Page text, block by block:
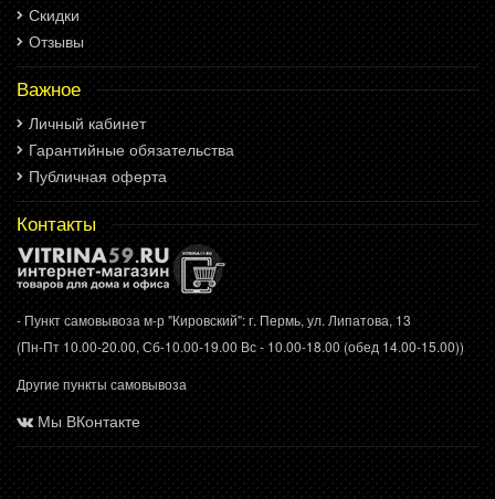
Скидки
Отзывы
Важное
Личный кабинет
Гарантийные обязательства
Публичная оферта
Контакты
- Пункт самовывоза м-р "Кировский": г. Пермь, ул. Липатова, 13
(Пн-Пт 10.00-20.00, Сб-10.00-19.00 Вс - 10.00-18.00 (обед 14.00-15.00))
Другие пункты самовывоза
Мы ВКонтакте